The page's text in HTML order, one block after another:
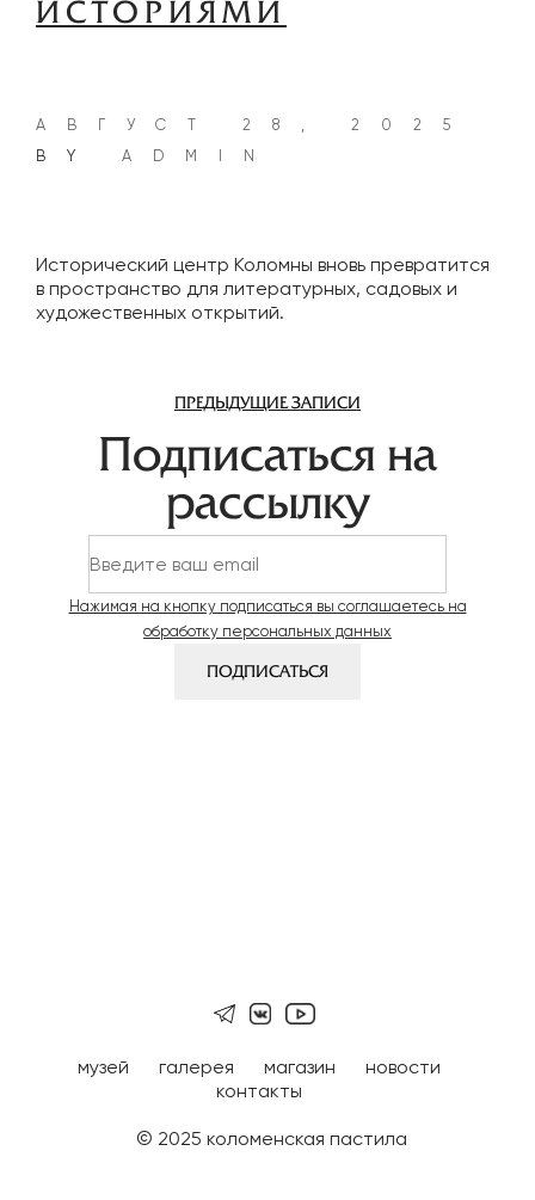
ИСТОРИЯМИ
АВГУСТ 28, 2025
BY ADMIN
Исторический центр Коломны вновь превратится
в пространство для литературных, садовых и
художественных открытий.
Навигация
записям
ПРЕДЫДУЩИЕ ЗАПИСИ
Подписаться на
рассылку
Нажимая на кнопку подписаться вы соглашаетесь на
обработку персональных данных
ПОДПИСАТЬСЯ
музей галерея магазин
новости
контакты
© 2025 коломенская пастила